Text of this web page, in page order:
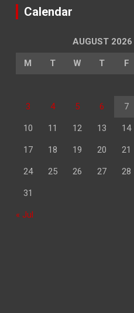
Calendar
AUGUST 2026
M T W T F
3 4 5 6 7
10 11 12 13 14
17 18 19 20 21
24 25 26 27 28
31
« Jul